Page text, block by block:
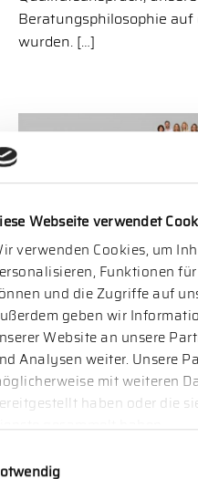
Webseite verwendet
verwenden Cookies, um
Funktionen
und die Zugriffe auf
geben wir
Website an unsere
Analysen weiter. Unsere
mit weiteren
haben oder die
Beratungsphilosophie
wurden. […]
22.05.2025
NORECU VOM
PERSONALBERATER
Wir freuen uns sehr, auch
Handelsblatt als Top-
worden zu sein. Die
nicht nur die Qualität
allem auch das
Die Handelsblatt-